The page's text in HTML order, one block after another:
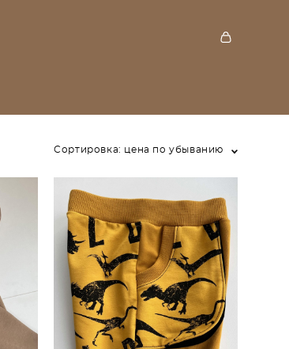
Сортировка: цена по убыванию